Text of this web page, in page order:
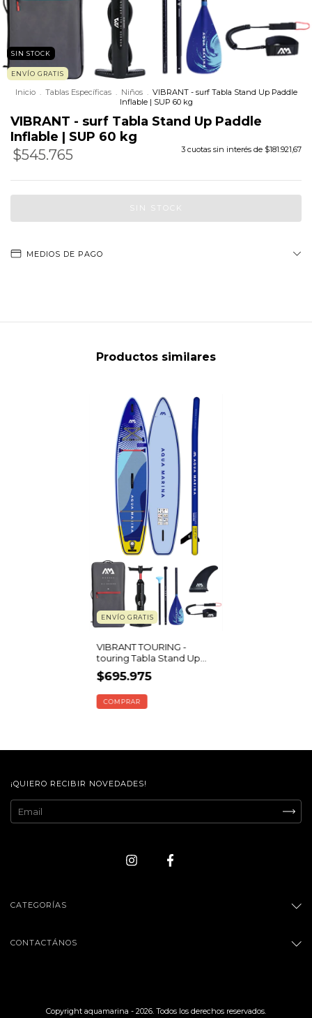
SIN STOCK
ENVÍO GRATIS
Inicio . Tablas Específicas . Niños . VIBRANT - surf Tabla Stand Up Paddle
Inflable | SUP 60 kg
VIBRANT - surf Tabla Stand Up Paddle
Inflable | SUP 60 kg
$545.765 3 cuotas sin interés de $181.921,67
$451.045,45
MEDIOS DE PAGO
Productos similares
ENVÍO GRATIS
VIBRANT TOURING -
touring Tabla Stand Up
Paddle Inflable | SUP 80
kg
$695.975
¡QUIERO RECIBIR NOVEDADES!
CATEGORÍAS
CONTACTÁNOS
Copyright aquamarina - 2026. Todos los derechos reservados.